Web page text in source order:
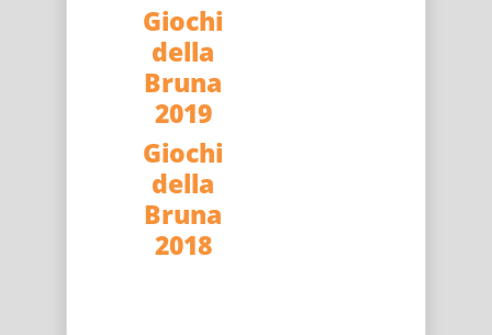
Giochi
della
Bruna
2019
Giochi
della
Bruna
2018